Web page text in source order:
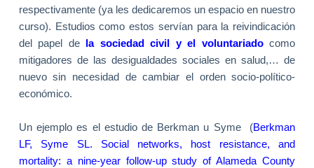
respectivamente (ya les dedicaremos un espacio en nuestro
curso). Estudios como estos servían para la reivindicación
del papel de
la sociedad civil y el voluntariadocomo
mitigadores de las desigualdades sociales en salud,… de
nuevo sin necesidad de cambiar el orden socio-político-
económico.
Un ejemplo es el estudio de Berkman u Syme (Berkman
LF, Syme SL. Social networks, host resistance, and
mortality: a nine-year follow-up study ofAlameda County